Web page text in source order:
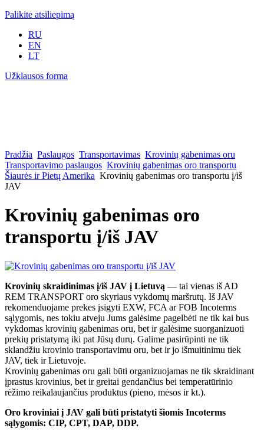
Palikite atsiliepimą
RU
EN
LT
Užklausos forma
Pradžia Paslaugos Transportavimas Krovinių gabenimas oru
Transportavimo paslaugos Krovinių gabenimas oro transportu
Šiaurės ir Pietų Amerika Krovinių gabenimas oro transportu į/iš
JAV
Krovinių gabenimas oro
transportu į/iš JAV
Krovinių skraidinimas į/iš JAV į Lietuvą — tai vienas iš AD
REM TRANSPORT oro skyriaus vykdomų maršrutų. Iš JAV
rekomenduojame prekes įsigyti EXW, FCA ar FOB Incoterms
sąlygomis, nes tokiu atveju Jums galėsime pagelbėti ne tik kai bus
vykdomas krovinių gabenimas oru, bet ir galėsime suorganizuoti
prekių pristatymą iki pat Jūsų durų. Galime pasirūpinti ne tik
sklandžiu krovinio transportavimu oru, bet ir jo išmuitinimu tiek
JAV, tiek ir Lietuvoje.
Krovinių gabenimas oru gali būti organizuojamas ne tik skraidinant
įprastus krovinius, bet ir greitai gendančius bei temperatūrinio
rėžimo reikalaujančius produktus (pieno, mėsos ir kt.).
Oro kroviniai į JAV gali būti pristatyti šiomis Incoterms
sąlygomis: CIP, CPT, DAP, DDP.